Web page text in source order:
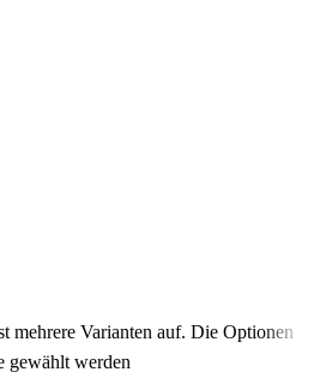
mehrere Varianten auf. Die Optionen
gewählt werden